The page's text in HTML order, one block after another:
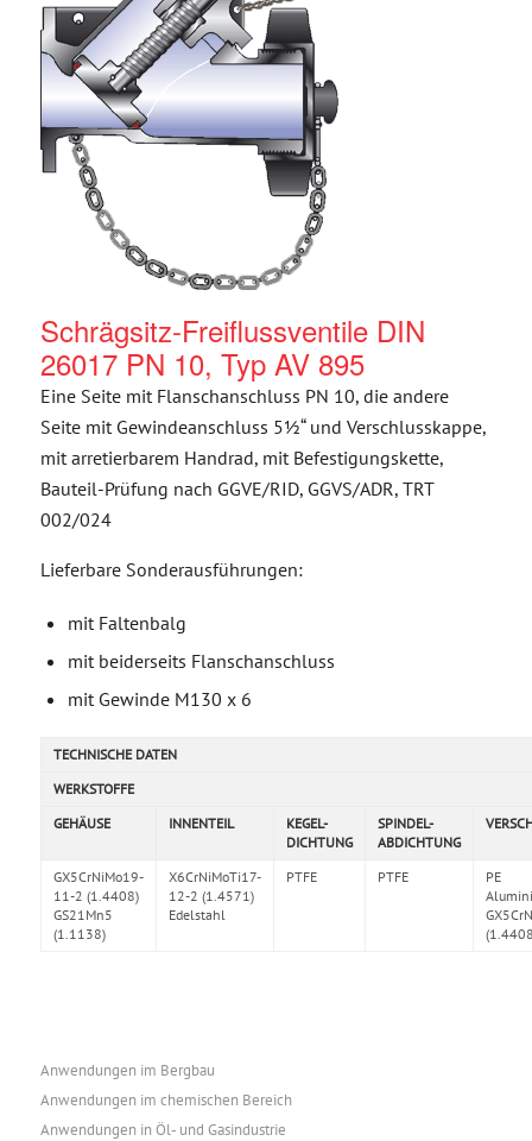
Schrägsitz-Freiflussventile DIN
26017 PN 10, Typ AV 895
Eine Seite mit Flanschanschluss PN 10, die andere
Seite mit Gewindeanschluss 5½“ und Verschlusskappe,
mit arretierbarem Handrad, mit Befestigungskette,
Bauteil-Prüfung nach GGVE/RID, GGVS/ADR, TRT
002/024
Lieferbare Sonderausführungen:
mit Faltenbalg
mit beiderseits Flanschanschluss
mit Gewinde M130 x 6
TECHNISCHE DATEN
WERKSTOFFE
GEHÄUSE
INNENTEIL
KEGEL-
DICHTUNG
SPINDEL-
ABDICHTUNG
GX5CrNiMo19-
11-2 (1.4408)
GS21Mn5
(1.1138)
X6CrNiMoTi17-
12-2 (1.4571)
Edelstahl
PTFE PTFE
PE
Anwendungen im Bergbau
Anwendungen im chemischen Bereich
Anwendungen in Öl- und Gasindustrie